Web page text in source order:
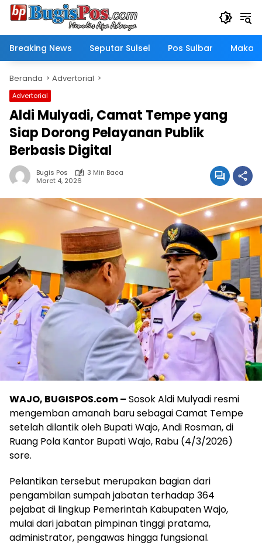
Langsung
Breaking News
Seputar Sulsel Pos Sulbar
Beranda Advertorial
Advertorial
Aldi Mulyadi, Camat Tempe yang
Siap Dorong Pelayanan Publik
Berbasis Digital
Bugis Pos
3 Min Baca
Maret 4, 2026
WAJO, BUGISPOS.com – Sosok Aldi Mulyadi resmi
mengemban amanah baru sebagai Camat Tempe
setelah dilantik oleh Bupati Wajo, Andi Rosman, di
Ruang Pola Kantor Bupati Wajo, Rabu (4/3/2026)
sore.
Pelantikan tersebut merupakan bagian dari
pengambilan sumpah jabatan terhadap 364
pejabat di lingkup Pemerintah Kabupaten Wajo,
mulai dari jabatan pimpinan tinggi pratama,
administrator, pengawas hingga fungsional.